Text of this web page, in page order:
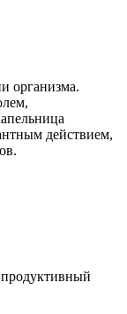
организма.
действием,